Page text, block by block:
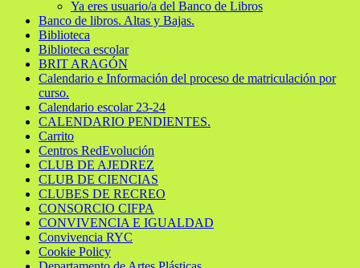
Ya eres usuario/a del Banco de Libros
Banco de libros. Altas y Bajas.
Biblioteca
Biblioteca escolar
BRIT ARAGÓN
Calendario e Información del proceso de matriculación por
curso.
Calendario escolar 23-24
CALENDARIO PENDIENTES.
Carrito
Centros RedEvolución
CLUB DE AJEDREZ
CLUB DE CIENCIAS
CLUBES DE RECREO
CONSORCIO CIFPA
CONVIVENCIA E IGUALDAD
Convivencia RYC
Cookie Policy